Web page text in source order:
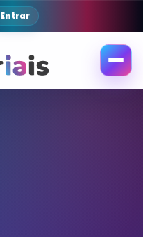
Entrar
Abrir